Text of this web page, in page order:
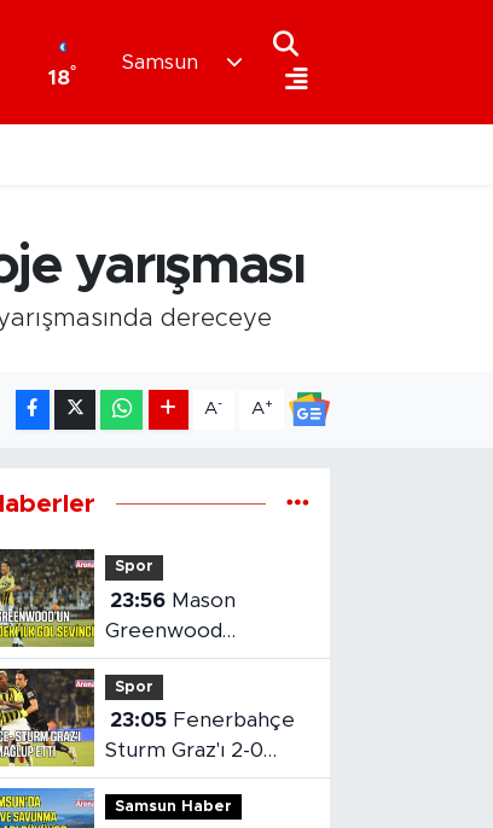
18°
Samsun
yarışması
dereceye
A- A+
Spor
23:56
Greenwood
Fenerbahçe'deki ilk
golünü attı
Spor
23:05
Sturm Graz'ı 2-0
Mağlup Etti
Samsun Haber